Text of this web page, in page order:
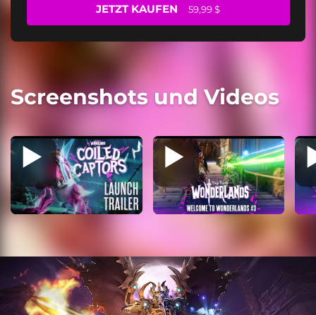
JETZT KAUFEN 59,99 $
Screenshots und Videos